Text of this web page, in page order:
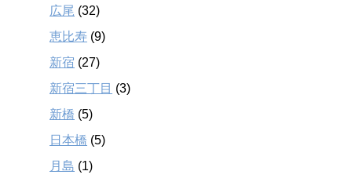
広尾 (32)
恵比寿 (9)
新宿 (27)
新宿三丁目 (3)
新橋 (5)
日本橋 (5)
月島 (1)